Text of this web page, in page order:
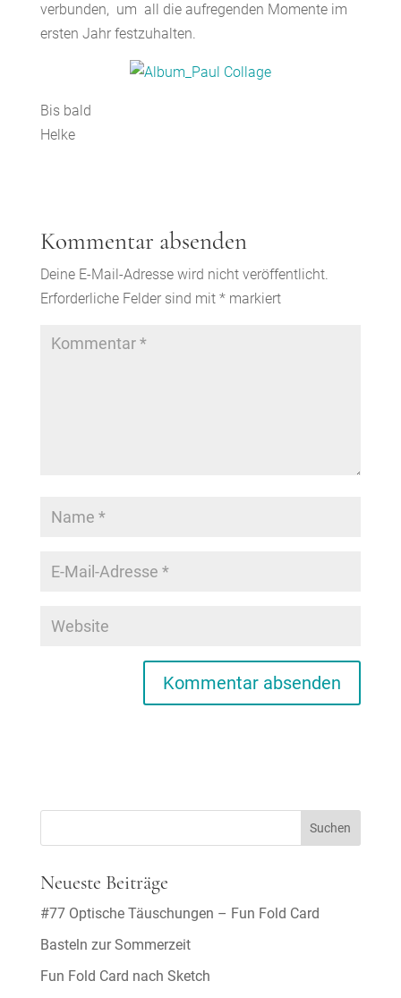
verbunden, um all die aufregenden Momente im
ersten Jahr festzuhalten.
Bis bald
Helke
Kommentar absenden
Deine E-Mail-Adresse wird nicht veröffentlicht.
Erforderliche Felder sind mit *markiert
Neueste Beiträge
#77 Optische Täuschungen – Fun Fold Card
Basteln zur Sommerzeit
Fun Fold Card nach Sketch